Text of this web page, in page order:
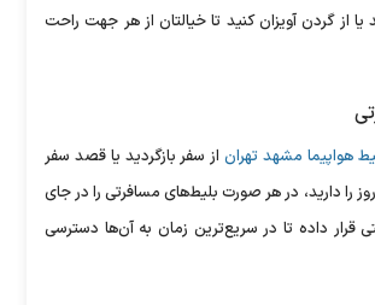
یا از گردن آویزان کنید تا خیالتان از هر جهت راحت
هواپیما مشهد تهراناز سفر بازگردید یا قصد سفر
را دارید، در هر صورت بلیط‌های مسافرتی را در جای
داده تا در سریع‌ترین زمان به آن‌ها دسترسی